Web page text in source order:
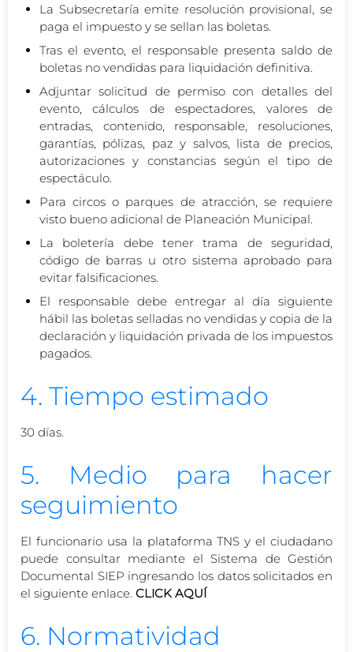
La Subsecretaría emite resolución provisional, se
paga el impuesto y se sellan las boletas.
Tras el evento, el responsable presenta saldo de
boletas no vendidas para liquidación definitiva.
Adjuntar solicitud de permiso con detalles del
evento, cálculos de espectadores, valores de
entradas, contenido, responsable, resoluciones,
garantías, pólizas, paz y salvos, lista de precios,
autorizaciones y constancias según el tipo de
espectáculo.
Para circos o parques de atracción, se requiere
visto bueno adicional de Planeación Municipal.
La boletería debe tener trama de seguridad,
código de barras u otro sistema aprobado para
evitar falsificaciones.
El responsable debe entregar al día siguiente
hábil las boletas selladas no vendidas y copia de la
declaración y liquidación privada de los impuestos
pagados.
4. Tiempo estimado
30 días.
5. Medio para hacer
seguimiento
El funcionario usa la plataforma TNS y el ciudadano
puede consultar mediante el Sistema de Gestión
Documental SIEP ingresando los datos solicitados en
el siguiente enlace. CLICK AQUÍ
6. Normatividad